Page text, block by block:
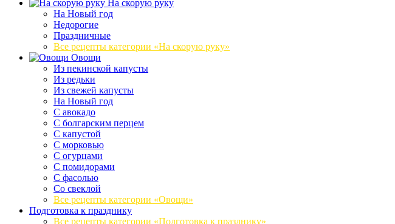
На скорую руку
На Новый год
Недорогие
Праздничные
Все рецепты категории «На скорую руку»
Овощи
Из пекинской капусты
Из редьки
Из свежей капусты
На Новый год
С авокадо
С болгарским перцем
С капустой
С морковью
С огурцами
С помидорами
С фасолью
Со свеклой
Все рецепты категории «Овощи»
Подготовка к празднику
Все рецепты категории «Подготовка к празднику»